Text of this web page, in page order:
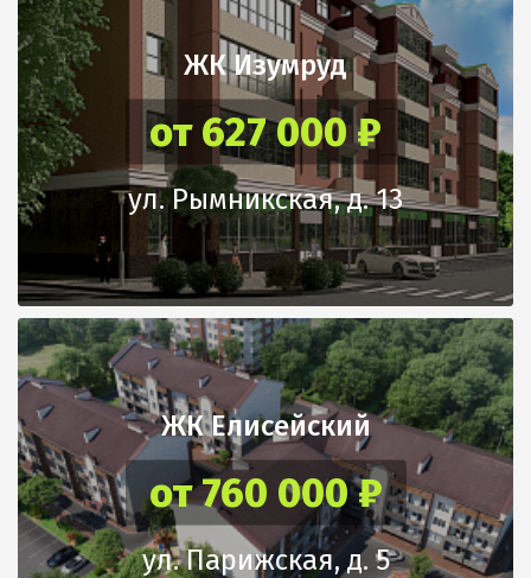
ЖК Изумруд
от 627 000 ₽
ул. Рымникская, д. 13
ЖК Елисейский
от 760 000 ₽
ул. Парижская, д. 5